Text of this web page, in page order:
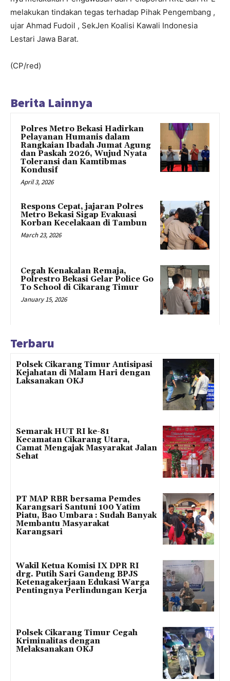
melakukan tindakan tegas terhadap Pihak Pengembang ,
ujar Ahmad Fudoil , SekJen Koalisi Kawali Indonesia
Lestari Jawa Barat.
(CP/red)
Berita Lainnya
Polres Metro Bekasi Hadirkan
Pelayanan Humanis dalam
Rangkaian Ibadah Jumat Agung
dan Paskah 2026, Wujud Nyata
Toleransi dan Kamtibmas
Kondusif
April 3, 2026
Respons Cepat, jajaran Polres
Metro Bekasi Sigap Evakuasi
Korban Kecelakaan di Tambun
March 23, 2026
Cegah Kenakalan Remaja,
Polrestro Bekasi Gelar Police Go
To School di Cikarang Timur
January 15, 2026
Terbaru
Polsek Cikarang Timur Antisipasi
Kejahatan di Malam Hari dengan
Laksanakan OKJ
Semarak HUT RI ke-81
Kecamatan Cikarang Utara,
Camat Mengajak Masyarakat Jalan
Sehat
PT MAP RBR bersama Pemdes
Karangsari Santuni 100 Yatim
Piatu, Bao Umbara : Sudah Banyak
Membantu Masyarakat
Karangsari
Wakil Ketua Komisi IX DPR RI
drg. Putih Sari Gandeng BPJS
Ketenagakerjaan Edukasi Warga
Pentingnya Perlindungan Kerja
Polsek Cikarang Timur Cegah
Kriminalitas dengan
Melaksanakan OKJ